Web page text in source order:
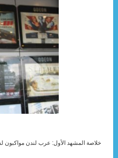
خلاصة المشهد الأول: عرب لندن مواكبون